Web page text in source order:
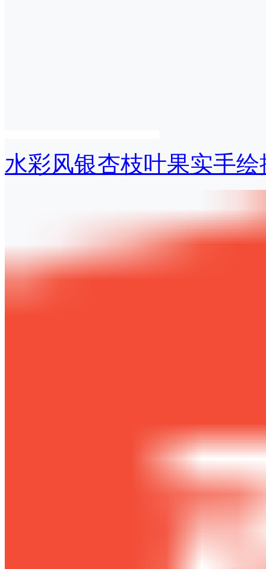
水彩风银杏枝叶果实手